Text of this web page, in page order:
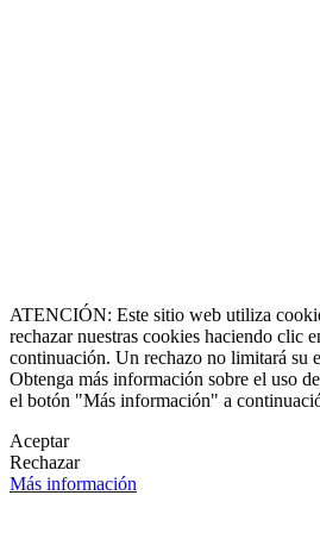
ATENCIÓN: Este sitio web utiliza
rechazar nuestras cookies haciendo clic
continuación. Un rechazo no limitará su
Obtenga más información sobre el uso
el botón "Más información" a
Aceptar
Rechazar
Más información